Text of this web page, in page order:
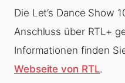
Die Let’s Dance Show
Anschluss über RTL+
Informationen finden
Webseite von RTL.